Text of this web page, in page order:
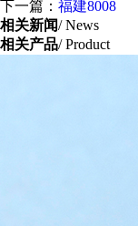
下一篇： 福建8008
相关新闻/ News
相关产品/ Product